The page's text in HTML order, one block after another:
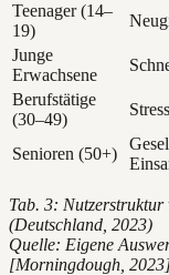
Teenager (14–
19)
Junge
Erwachsene
Berufstätige
(30–49)
Senioren (50+)
Tab. 3:
(Deutschland, 2023)
Quelle: Eigene
[Morningdough,